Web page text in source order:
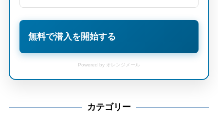
無料で潜入を開始する
Powered by オレンジメール
カテゴリー